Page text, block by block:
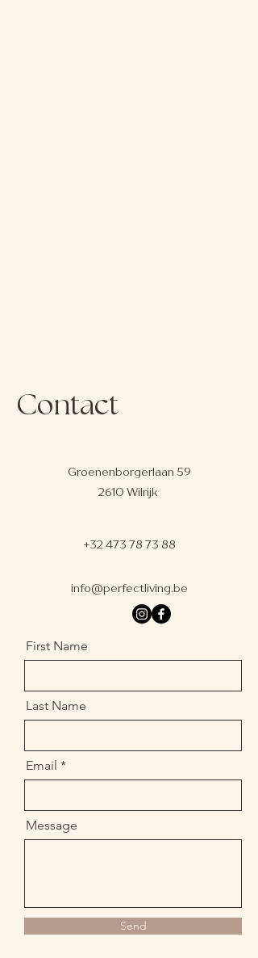
Contact
Groenenborgerlaan 59
2610 Wilrijk
+32 473 78 73 88
info@perfectliving.be
First Name
Last Name
Email
Message
Send